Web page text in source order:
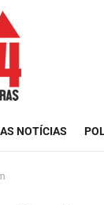
NOTÍCIAS